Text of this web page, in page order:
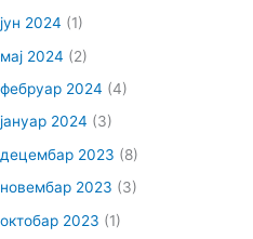
јун 2024 (1)
мај 2024 (2)
фебруар 2024 (4)
јануар 2024 (3)
децембар 2023 (8)
новембар 2023 (3)
октобар 2023 (1)